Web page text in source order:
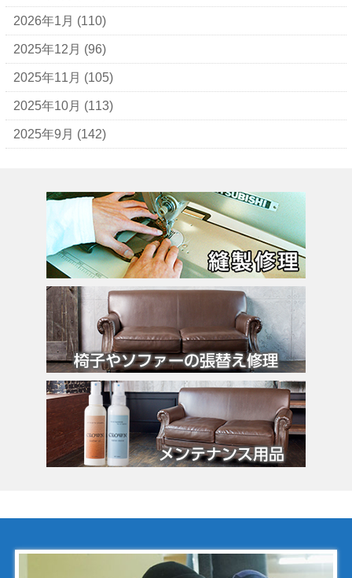
アンナ モリナーリ
イブ・サンローラン
ヴェロ・キーオ
ウンガロ
エヴー
カルティエ
カンペール
ギ・ラロッシュ
グッチ
クロエ
クロコラックス
クロムハーツ
コーチ
コールハーン
ゴヤール
2026年1月 (110)
2025年12月 (96)
2025年11月 (105)
2025年10月 (113)
2025年9月 (142)